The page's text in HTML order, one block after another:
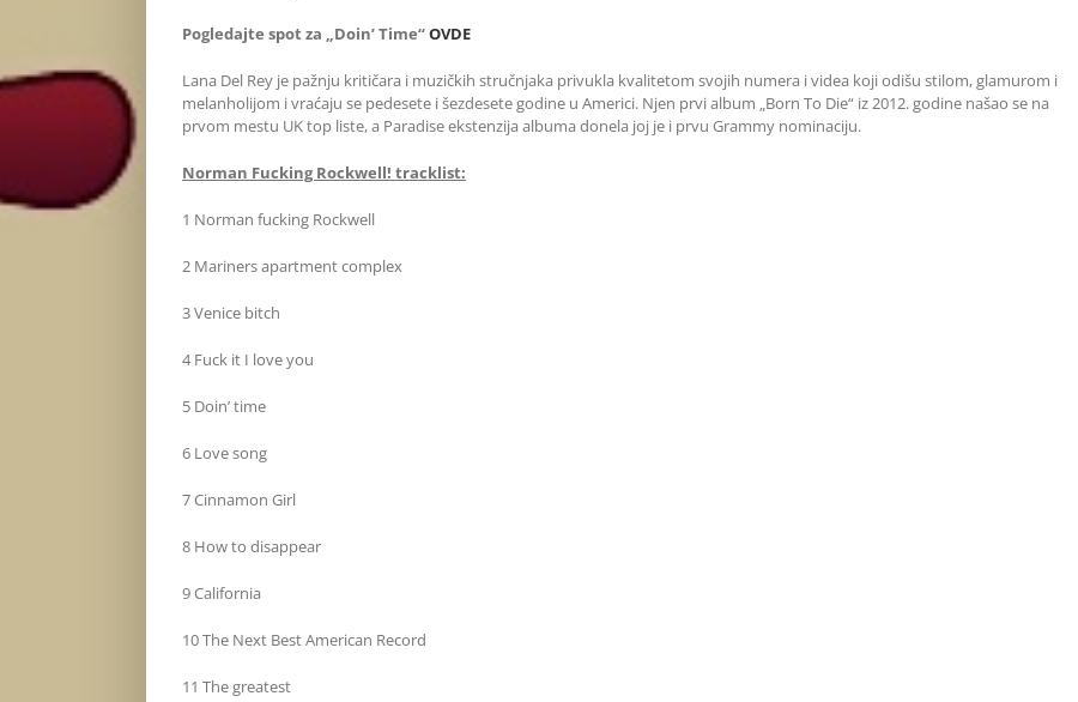
Pogledajte spot za „Doin’ Time“OVDE
Lana Del Rey je pažnju kritičara i muzičkih stručnjaka privukla kvalitetom svojih numera i videa koji odišu stilom, glamurom i
melanholijom i vraćaju se pedesete i šezdesete godine u Americi. Njen prvi album „Born To Die“ iz 2012. godine našao se na
prvom mestu UK top liste, a Paradise ekstenzija albuma donela joj je i prvu Grammy nominaciju.
Norman Fucking Rockwell! tracklist:
1 Norman fucking Rockwell
2 Mariners apartment complex
3 Venice bitch
4 Fuck it I love you
5 Doin’ time
6 Love song
7 Cinnamon Girl
8 How to disappear
9 California
10 The Next Best American Record
11 The greatest